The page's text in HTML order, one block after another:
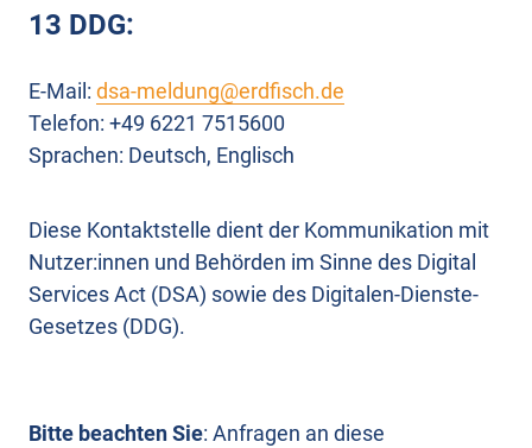
13 DDG:
E-Mail: dsa-meldung@erdfisch.de
Telefon: +49 6221 7515600
Sprachen: Deutsch, Englisch
Diese Kontaktstelle dient der Kommunikation mit
Nutzer:innen und Behörden im Sinne des Digital
Services Act (DSA) sowie des Digitalen-Dienste-
Gesetzes (DDG).
Bitte beachten Sie: Anfragen an diese